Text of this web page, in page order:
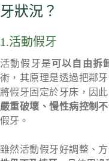
牙狀況？
1.活動假牙
活動假牙是可以自由拆
術，其原理是透過把鄰
將假牙固定於牙床，因此
嚴重破壞 、慢性病控制
假牙。
雖然活動假牙好調整、方